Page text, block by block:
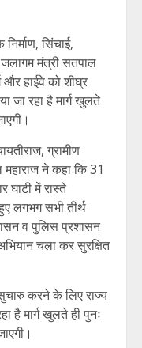
सिंचाई,
जलागम मंत्री सतपाल
और हाईवे को शीघ्र
जा रहा है मार्ग खुलते
ग्रामीण
ने कहा कि 31
घाटी में रास्ते
लगभग सभी तीर्थ
व पुलिस प्रशासन
चला कर सुरक्षित
करने के लिए राज्य
है मार्ग खुलते ही पुनः